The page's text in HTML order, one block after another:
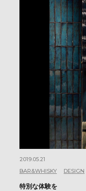
2019.05.21
BAR&WHISKY
DESIGN
特別な体験を